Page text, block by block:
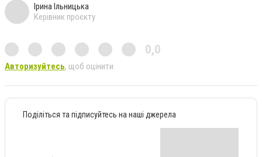
Ірина Ільницька
Керівник проєкту
0,0
Авторизуйтесь, щоб оцінити
Поділіться та підписуйтесь на наші джерела